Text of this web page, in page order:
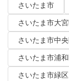
さいたま市
さいたま市大
さいたま市中
さいたま市浦
さいたま市緑区